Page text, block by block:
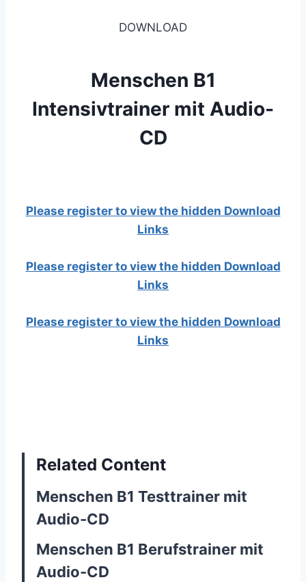
DOWNLOAD
Menschen B1
Intensivtrainer mit Audio-
CD
Please register to view the hidden Download
Links
Please register to view the hidden Download
Links
Please register to view the hidden Download
Links
Related Content
Menschen B1 Testtrainer mit
Audio-CD
Menschen B1 Berufstrainer mit
Audio-CD